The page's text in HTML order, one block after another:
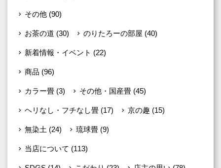
その他 (90)
お茶の道 (30) のりたろーの部屋 (40)
新着情報・イベント (22)
商品 (96)
カラー畳 (3) その他・国産畳 (45)
ヘリなし・フチなし畳 (17) 京の趣 (15)
無染土 (24) 琉球畳 (9)
当店について (113)